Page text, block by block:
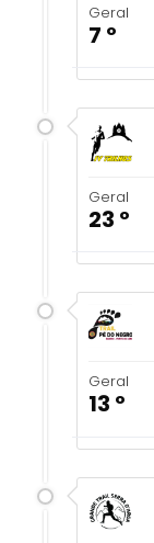
Geral
7 º
Geral
23 º
Geral
13 º